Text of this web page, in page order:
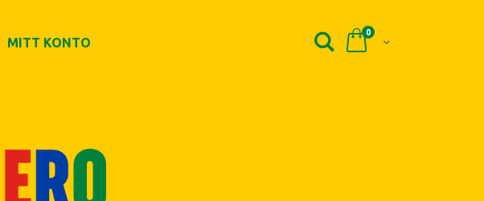
Cart
0
MITT KONTO